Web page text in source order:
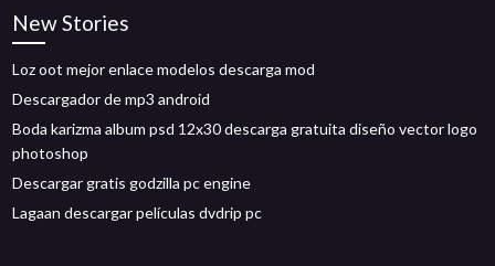
New Stories
Loz oot mejor enlace modelos descarga mod
Descargador de mp3 android
Boda karizma album psd 12x30 descarga gratuita diseño vector logo
photoshop
Descargar gratis godzilla pc engine
Lagaan descargar películas dvdrip pc